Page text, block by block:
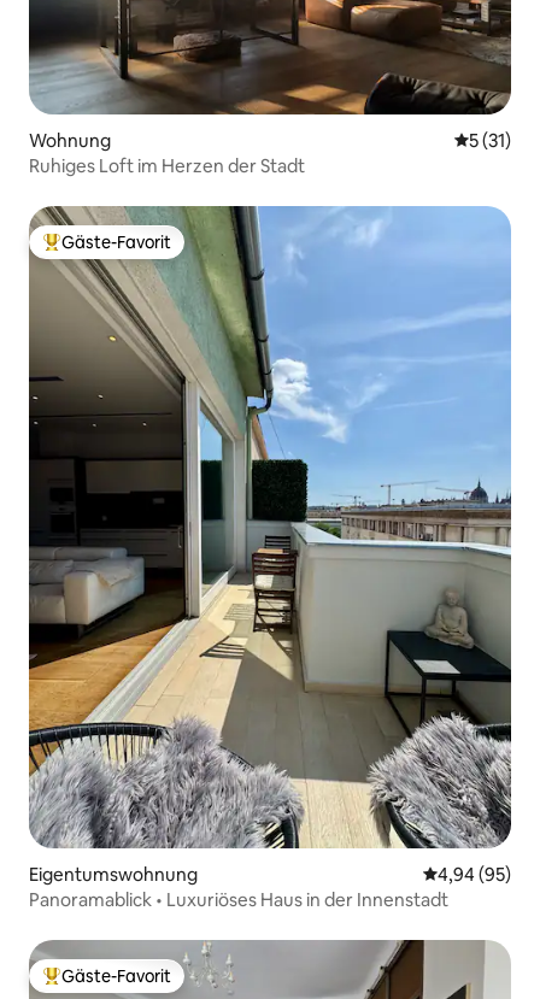
Wohnung
5 (31)
Ruhiges Loft im Herzen der Stadt
Beliebter Gäste-Favorit.
Gäste-Favorit
Eigentumswohnung
4,94 (95)
Panoramablick • Luxuriöses Haus in der Innenstadt
Beliebter Gäste-Favorit.
Gäste-Favorit